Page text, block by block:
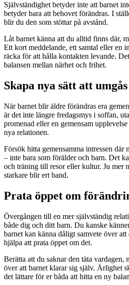
Självständighet betyder inte att barnet
betyder bara att behovet förändras. I
blir du den som stöttar på avstånd.
Låt barnet känna att du alltid finns där,
Ett kort meddelande, ett samtal eller en
räcka för att hålla kontakten levande.
balansen mellan närhet och frihet.
Skapa nya sätt att umgås
När barnet blir äldre förändras era
är det inte längre fredagsmys i soffan,
promenad eller en gemensam
nya relationen.
Försök hitta gemensamma intressen där
– inte bara som förälder och barn. Det
och träning till resor eller kultur. Ju mer
starkare blir ert band.
Prata öppet om
Övergången till en mer självständig
både dig och ditt barn. Du kanske
barnet kan känna dåligt samvete över
hjälpa att prata öppet om det.
Berätta att du saknar den täta vardagen,
över att barnet klarar sig själv. Ärlighet
det lättare för er båda att hitta en ny